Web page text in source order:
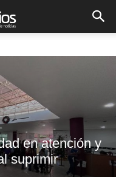
en atención y
suprimir